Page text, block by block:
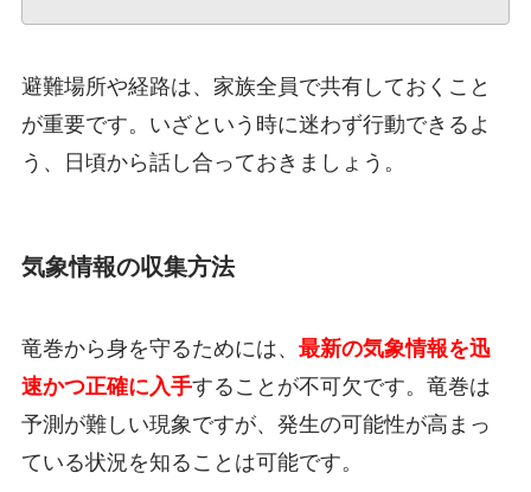
避難場所や経路は、家族全員で共有しておくこと
が重要です。いざという時に迷わず行動できるよ
う、日頃から話し合っておきましょう。
気象情報の収集方法
竜巻から身を守るためには、 最新の気象情報を迅
速かつ正確に入手することが不可欠です。竜巻は
予測が難しい現象ですが、発生の可能性が高まっ
ている状況を知ることは可能です。